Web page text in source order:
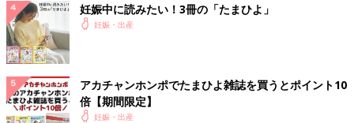
妊娠中に読みたい！3冊の「たまひよ」
妊娠・出産
アカチャンホンポでたまひよ雑誌を買うとポイント10
倍【期間限定】
妊娠・出産